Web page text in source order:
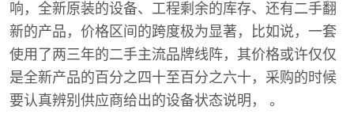
响，全新原装的设备、工程剩余的库存、还有二手翻
新的产品，价格区间的跨度极为显著，比如说，一套
使用了两三年的二手主流品牌线阵，其价格或许仅仅
是全新产品的百分之四十至百分之六十，采购的时候
要认真辨别供应商给出的设备状态说明， 。